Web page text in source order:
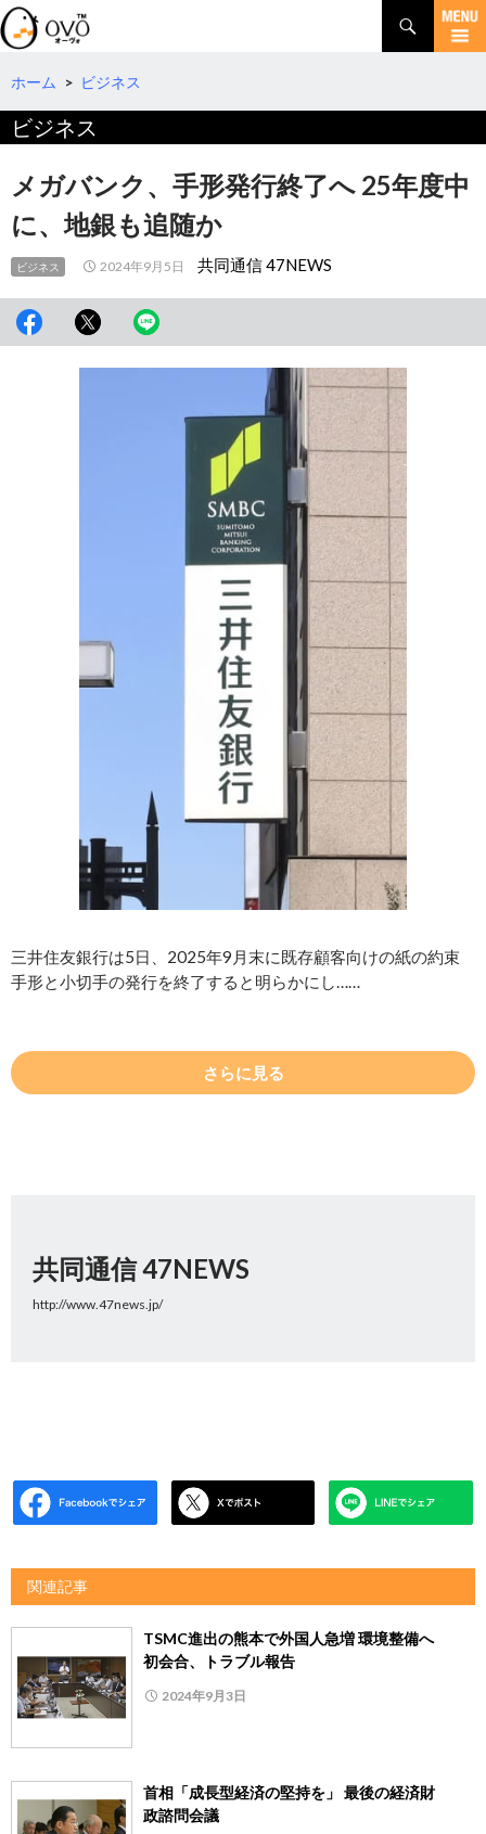
検
索
コ
テ
へ
動
ホーム > ビジネス
ビジネス
メガバンク、手形発行終了へ 25年度中
に、地銀も追随か
ビジネス 2024年9月5日 共同通信 47NEWS
三井住友銀行は5日、2025年9月末に既存顧客向けの紙の約束
手形と小切手の発行を終了すると明らかにし……
さらに見る
共同通信 47NEWS
http://www.47news.jp/
関連記事
TSMC進出の熊本で外国人急増 環境整備へ
初会合、トラブル報告
2024年9月3日
首相「成長型経済の堅持を」 最後の経済財
政諮問会議